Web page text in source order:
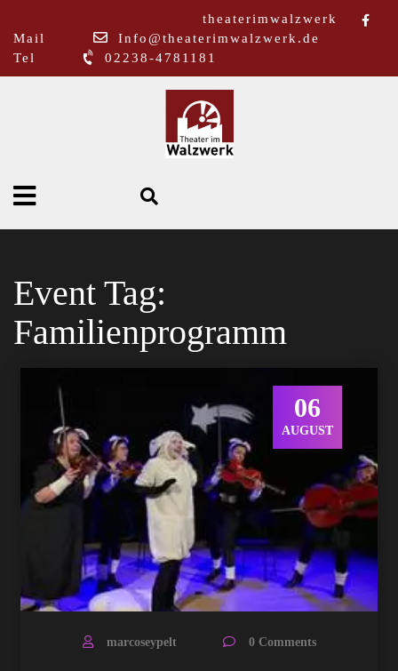
theaterimwalzwerk
Mail
Info@theaterimwalzwerk.de
Tel
02238-4781181
Event Tag:
Familienprogramm
06
AUGUST
marcoseypelt 0 Comments